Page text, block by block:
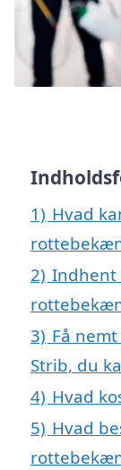
1) Hvad
2) Indhent
3) Få
Strib, du
4) Hvad
5) Hvad